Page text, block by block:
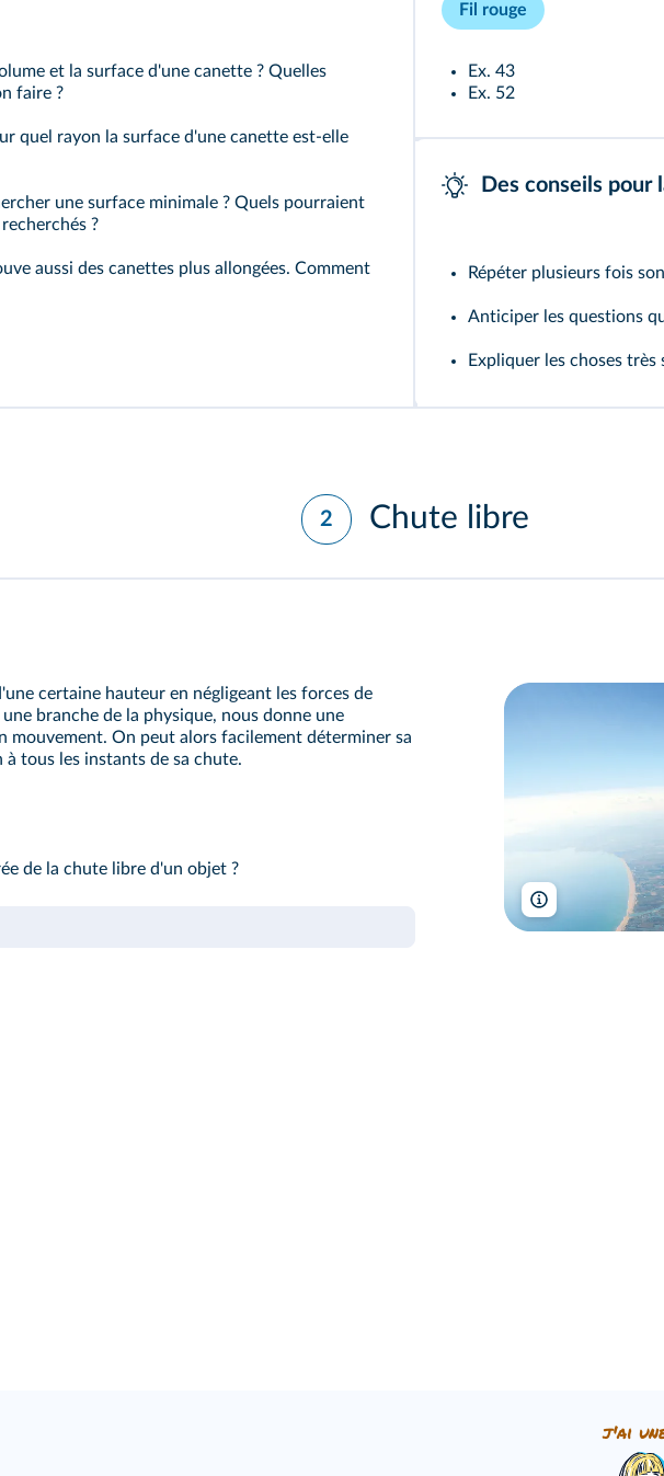
et la surface d'une canette ? Quelles
faire ?
quel rayon la surface d'une canette est-elle
une surface minimale ? Quels pourraient
?
aussi des canettes plus allongées. Comment
Fil rouge
Ex. 43
Ex. 52
Des conseils pour
Répéter plusieurs fois
Anticiper les questions
Expliquer les choses très
2 Chute libre
certaine hauteur en négligeant les forces de
branche de la physique, nous donne une
mouvement. On peut alors facilement déterminer sa
tous les instants de sa chute.
de la chute libre d'un objet ?
ViktorKozlov/
j'ai